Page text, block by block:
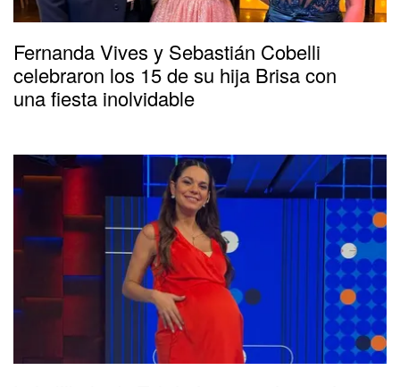
Fernanda Vives y Sebastián Cobelli
celebraron los 15 de su hija Brisa con
una fiesta inolvidable